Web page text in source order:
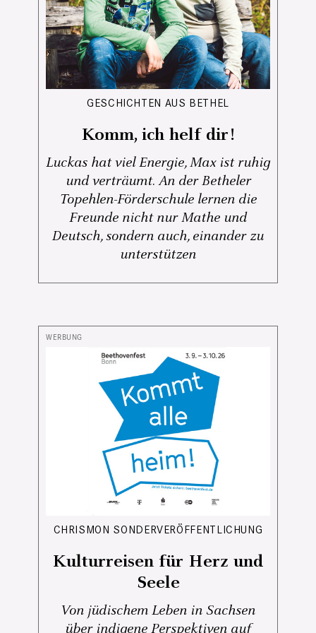
GESCHICHTEN AUS BETHEL
Komm, ich helf dir!
Luckas hat viel Energie, Max ist ruhig
und verträumt. An der Betheler
Topehlen-Förderschule lernen die
Freunde nicht nur Mathe und
Deutsch, sondern auch, einander zu
unterstützen
CHRISMON SONDERVERÖFFENTLICHUNG
Kulturreisen für Herz und
Seele
Von jüdischem Leben in Sachsen
über indigene Perspektiven auf